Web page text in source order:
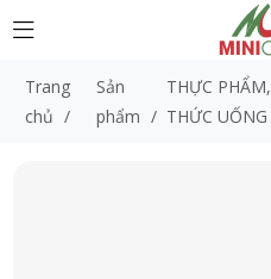
Trang
chủ /
Sản
phẩm /
THỰC PHẨM,
THỨC UỐNG